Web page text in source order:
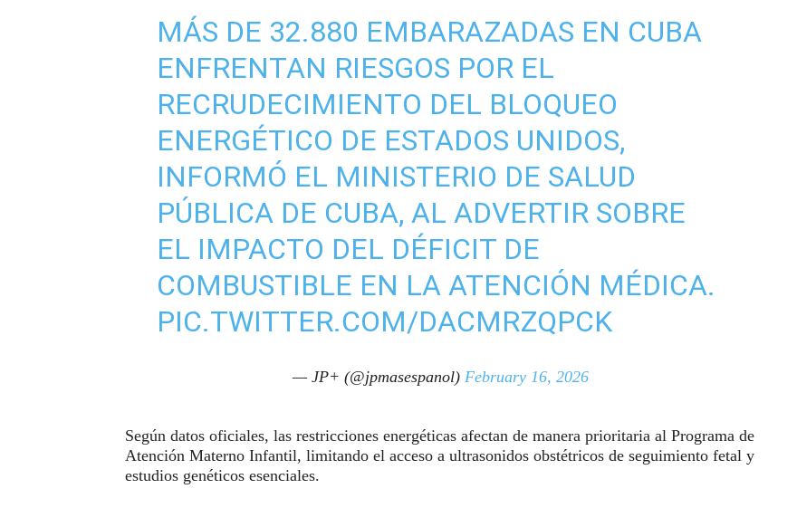
MÁS DE 32.880 EMBARAZADAS EN CUBA
ENFRENTAN RIESGOS POR EL
RECRUDECIMIENTO DEL BLOQUEO
ENERGÉTICO DE ESTADOS UNIDOS,
INFORMÓ EL MINISTERIO DE SALUD
PÚBLICA DE CUBA, AL ADVERTIR SOBRE
EL IMPACTO DEL DÉFICIT DE
COMBUSTIBLE EN LA ATENCIÓN MÉDICA.
PIC.TWITTER.COM/DACMRZQPCK
— JP+ (@jpmasespanol) February 16, 2026
Según datos oficiales, las restricciones energéticas afectan de manera prioritaria al Programa de
Atención Materno Infantil, limitando el acceso a ultrasonidos obstétricos de seguimiento fetal y
estudios genéticos esenciales.